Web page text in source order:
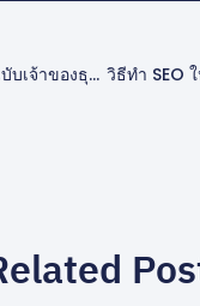
SEO คืออะไร? ฉบับเจ้าของธุรกิจ เข้าใจง่ายใน 5 นาที (2026)